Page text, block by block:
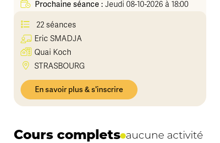
Prochaine séance : Jeudi 08-10-2026 à 18:00
22 séances
Eric SMADJA
Quai Koch
STRASBOURG
En savoir plus & s'inscrire
Cours complets aucune activité